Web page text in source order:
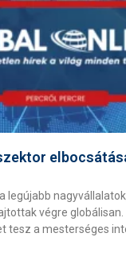
legújabb
végre globálisan.
tesz a mesterséges